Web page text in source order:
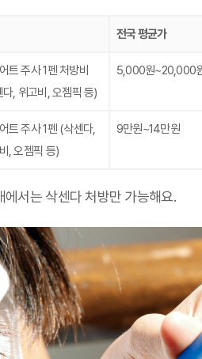
전국 평균가
트 주사 1펜 처방비
, 위고비, 오젬픽 등)
5,000원~20,000
트 주사 1펜 (삭센다,
, 오젬픽 등)
9만원~14만원
에서는 삭센다 처방만 가능해요.